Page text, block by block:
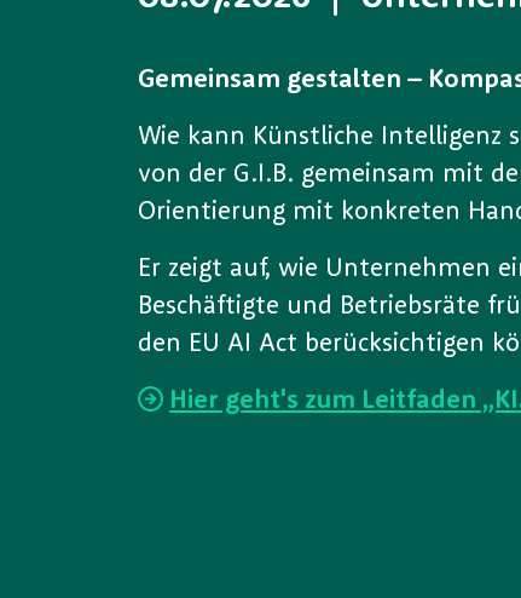
Gemeinsam gestalten –
Wie kann Künstliche Intelligenz
von der G.I.B. gemeinsam mit
Orientierung mit konkreten
Er zeigt auf, wie Unternehmen
Beschäftigte und Betriebsräte
den EU AI Act berücksichtigen
Hier geht's zum Leitfaden